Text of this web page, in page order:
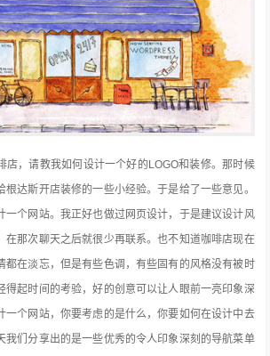
店，请教我如何设计一个好的LOGO和装修。那时候
根达斯开店装修的一些小经验。于是给了一些意见。
一个网站。我正好也做过网页设计，于是建议设计风
在那次聊天之后就很少再联系。也不知道咖啡店现在
都在淡忘 ，但是有些色调，有些固有的风格没有被时
得起时间的考验，好的创意可以让人眼前一亮印象深
一个网站，你要考虑的是什么，你要如何在设计中去
我们分享出的是一些优秀的令人印象深刻的导航菜单